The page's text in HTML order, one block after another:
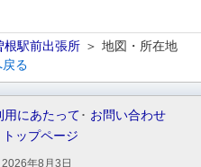
根駅前出張所
地図・所在地
る
用にあたって
お問い合わせ
トップページ
2026年8月3日